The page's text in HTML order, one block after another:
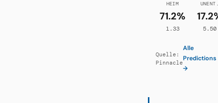
HEIM
71.2%
1.33 5.50
Quelle:
Pinnacle
Alle
Predictions
→